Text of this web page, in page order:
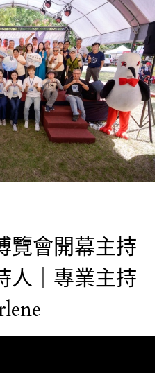
覽會開幕主持
人｜專業主持